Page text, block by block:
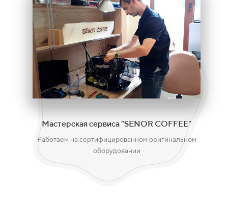
Мастерская сервиса "SENOR COFFEE"
Работаем на сертифицированном оригинальном
оборудовании